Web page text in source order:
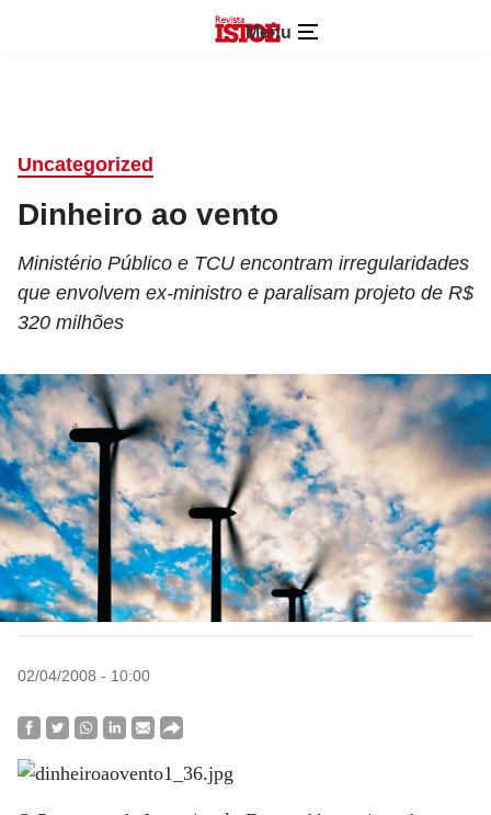
Menu
Uncategorized
Dinheiro ao vento
Ministério Público e TCU encontram irregularidades
que envolvem ex-ministro e paralisam projeto de R$
320 milhões
02/04/2008 - 10:00